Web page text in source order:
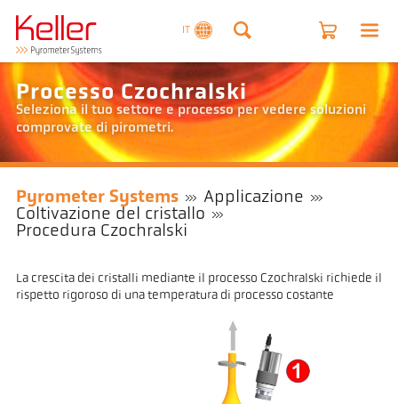
IT
Processo Czochralski
Seleziona il tuo settore e processo per vedere soluzioni
comprovate di pirometri.
Pyrometer Systems
Applicazione
Coltivazione del cristallo
Procedura Czochralski
La crescita dei cristalli mediante il processo Czochralski richiede il
rispetto rigoroso di una temperatura di processo costante